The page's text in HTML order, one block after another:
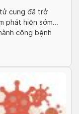
cung đã trở
phát hiện sớm
công bệnh
tử cung thực